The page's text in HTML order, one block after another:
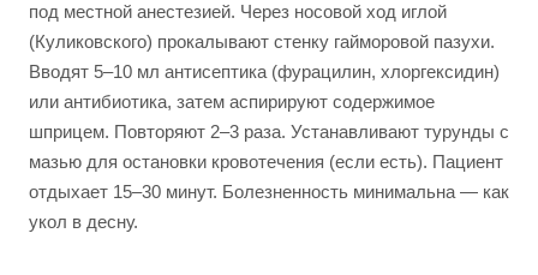
под местной анестезией. Через носовой ход иглой
(Куликовского) прокалывают стенку гайморовой пазухи.
Вводят 5–10 мл антисептика (фурацилин, хлоргексидин)
или антибиотика, затем аспирируют содержимое
шприцем. Повторяют 2–3 раза. Устанавливают турунды с
мазью для остановки кровотечения (если есть). Пациент
отдыхает 15–30 минут. Болезненность минимальна — как
укол в десну.